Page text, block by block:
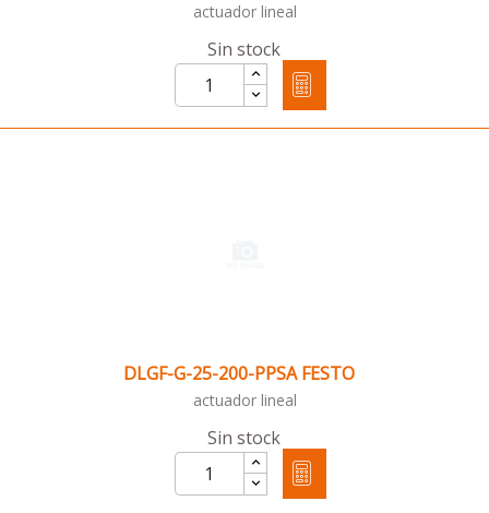
actuador lineal
Sin stock
DLGF-G-25-200-PPSA FESTO
actuador lineal
Sin stock